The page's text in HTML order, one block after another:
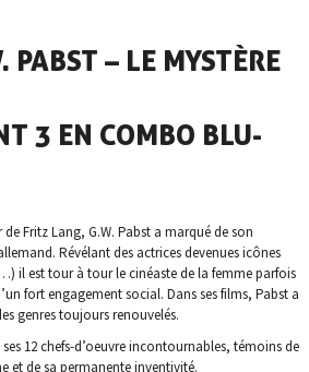
PABST – LE MYSTÈRE
3 EN COMBO BLU-
Fritz Lang, G.W. Pabst a marqué de son
Révélant des actrices devenues icônes
il est tour à tour le cinéaste de la femme parfois
fort engagement social. Dans ses films, Pabst a
genres toujours renouvelés.
12 chefs-d’oeuvre incontournables, témoins de
et de sa permanente inventivité.